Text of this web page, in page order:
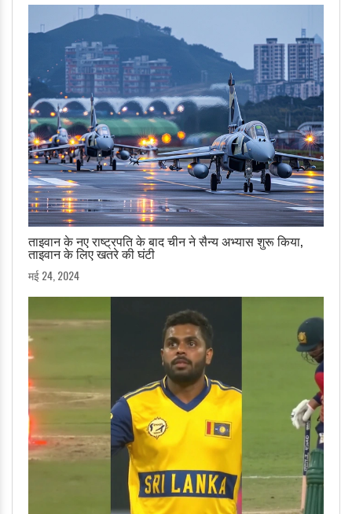
ताइवान के नए राष्ट्रपति के बाद चीन ने सैन्य अभ्यास शुरू किया,
ताइवान के लिए खतरे की घंटी
मई 24, 2024